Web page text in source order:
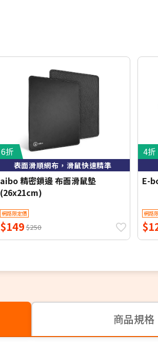
6折
表面滑順網布，滑鼠快速精準
aibo 精密鎖邊 布面滑鼠墊
(26x21cm)
網路限定價
$149$250
4折
E-
網路
商品規格